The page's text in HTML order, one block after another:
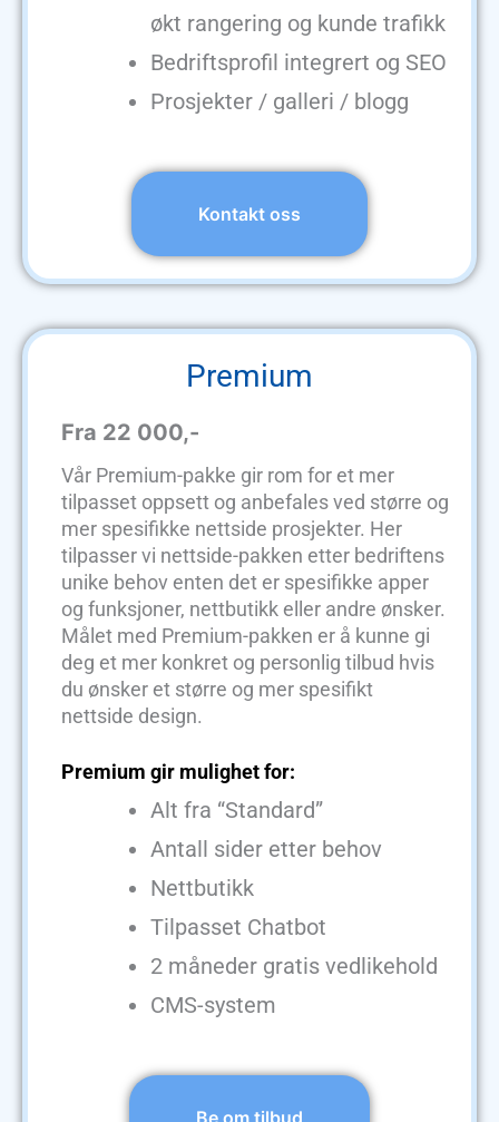
økt rangering og kunde trafikk
Bedriftsprofil integrert og SEO
Prosjekter / galleri / blogg
Kontakt oss
Premium
Fra 22 000,-
Vår Premium-pakke gir rom for et mer
tilpasset oppsett og anbefales ved større og
mer spesifikke nettside prosjekter. Her
tilpasser vi nettside-pakken etter bedriftens
unike behov enten det er spesifikke apper
og funksjoner, nettbutikk eller andre ønsker.
Målet med Premium-pakken er å kunne gi
deg et mer konkret og personlig tilbud hvis
du ønsker et større og mer spesifikt
nettside design.
Premium gir mulighet for:
Alt fra “Standard”
Antall sider etter behov
Nettbutikk
Tilpasset Chatbot
2 måneder gratis vedlikehold
CMS-system